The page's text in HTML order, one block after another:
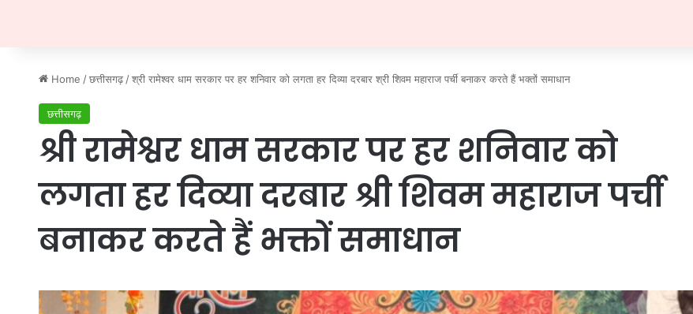
Home / छत्तीसगढ़ / श्री रामेश्वर धाम सरकार पर हर शनिवार को लगता हर दिव्या दरबार श्री शिवम महाराज पर्ची बनाकर करते हैं भक्तों समाधान
छत्तीसगढ़
श्री रामेश्वर धाम सरकार पर हर शनिवार को
लगता हर दिव्या दरबार श्री शिवम महाराज पर्ची
बनाकर करते हैं भक्तों समाधान